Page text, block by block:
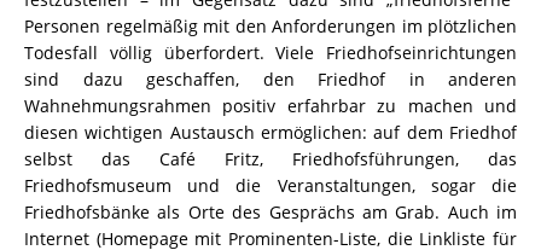
Personen regelmäßig mit den Anforderungen im plötzlichen
Todesfall völlig überfordert. Viele Friedhofseinrichtungen
sind dazu geschaffen, den Friedhof in anderen
Wahnehmungsrahmen positiv erfahrbar zu machen und
diesen wichtigen Austausch ermöglichen: auf dem Friedhof
selbst das Café Fritz, Friedhofsführungen, das
Friedhofsmuseum und die Veranstaltungen, sogar die
Friedhofsbänke als Orte des Gesprächs am Grab. Auch im
Internet (Homepage mit Prominenten-Liste, die Linkliste für